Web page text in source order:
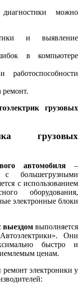
можно
и выявление
в компьютере
ремонт.
грузовых
грузовых
автомобиля –
большегрузными
с использованием
оборудования,
электронные блоки
выездом выполняется
Они
быстро и
ценам.
электроники у